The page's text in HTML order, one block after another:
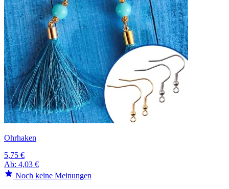
Ohrhaken
5,75 €
Ab: 4,03 €
Noch keine Meinungen